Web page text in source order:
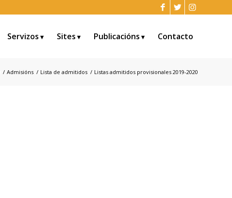
Servizos Sites Publicacións Contacto
/ Admisións / Lista de admitidos / Listas admitidos provisionales 2019-2020